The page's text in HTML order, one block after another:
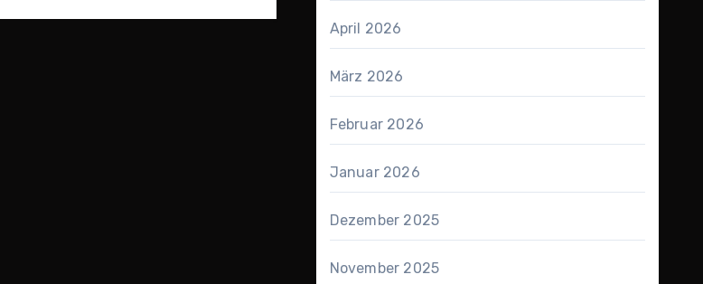
April 2026
März 2026
Februar 2026
Januar 2026
Dezember 2025
November 2025